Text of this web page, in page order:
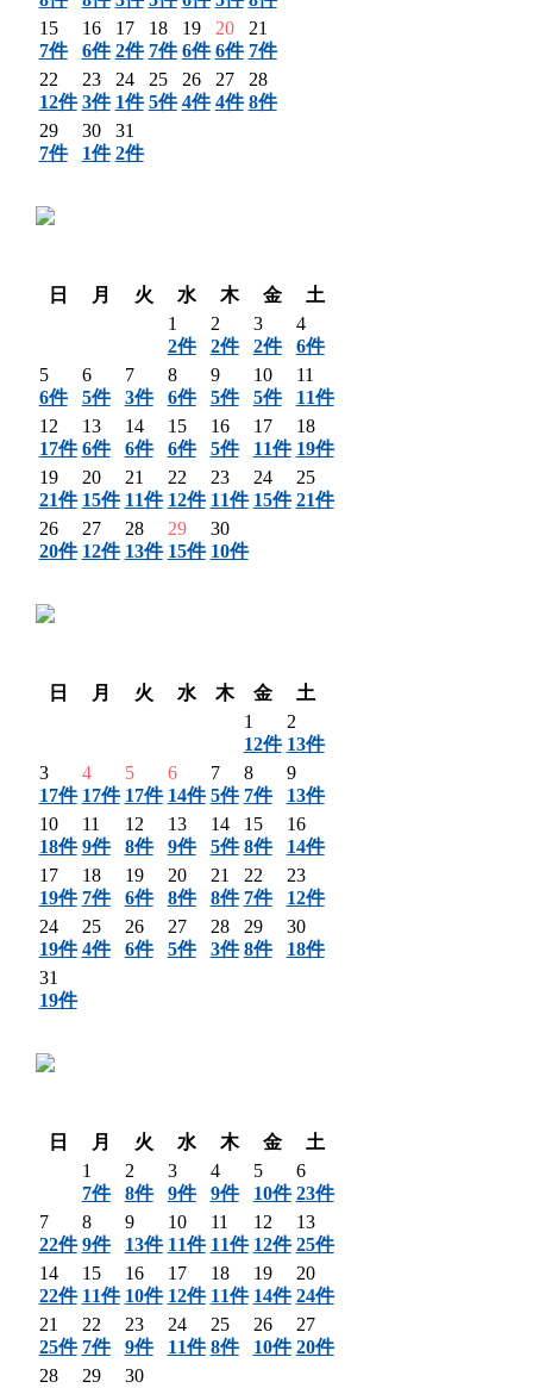
15
7件
16
6件
17
2件
18
7件
19
6件
20
6件
21
7件
22
12件
23
3件
24
1件
25
5件
26
4件
27
4件
28
8件
29
7件
30
1件
31
2件
日
月 火 水 木 金
土
1
2件
2
2件
3
2件
4
6件
5
6件
6
5件
7
3件
8
6件
9
5件
10
5件
11
11件
12
17件
13
6件
14
6件
15
6件
16
5件
17
11件
18
19件
19
21件
20
15件
21
11件
22
12件
23
11件
24
15件
25
21件
26
20件
27
12件
28
13件
29
15件
30
10件
日
月 火 水 木 金
土
1
12件
2
13件
3
17件
4
17件
5
17件
6
14件
7
5件
8
7件
9
13件
10
18件
11
9件
12
8件
13
9件
14
5件
15
8件
16
14件
17
19件
18
7件
19
6件
20
8件
21
8件
22
7件
23
12件
24
19件
25
4件
26
6件
27
5件
28
3件
29
8件
30
18件
31
19件
日
月 火 水 木 金
土
1
7件
2
8件
3
9件
4
9件
5
10件
6
23件
7
22件
8
9件
9
13件
10
11件
11
11件
12
12件
13
25件
14
22件
15
11件
16
10件
17
12件
18
11件
19
14件
20
24件
21
25件
22
7件
23
9件
24
11件
25
8件
26
10件
27
20件
28
29 30